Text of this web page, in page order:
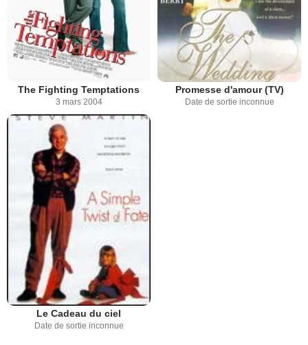
The Fighting Temptations
3 mars 2004
Promesse d'amour (TV)
Date de sortie inconnue
Le Cadeau du ciel
Date de sortie inconnue